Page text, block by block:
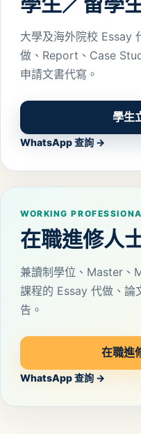
大學及海外院校 Essay
做、Report、Case
申請文書代寫。
學生
WhatsApp 查詢 →
WORKING
在職進修人
兼讀制學位、Master、
課程的 Essay 代做、論
告。
在職進
WhatsApp 查詢 →